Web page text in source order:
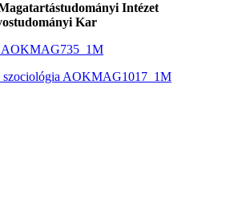
Intézet
Kar
AOKMAG735_1M
szociológia AOKMAG1017_1M